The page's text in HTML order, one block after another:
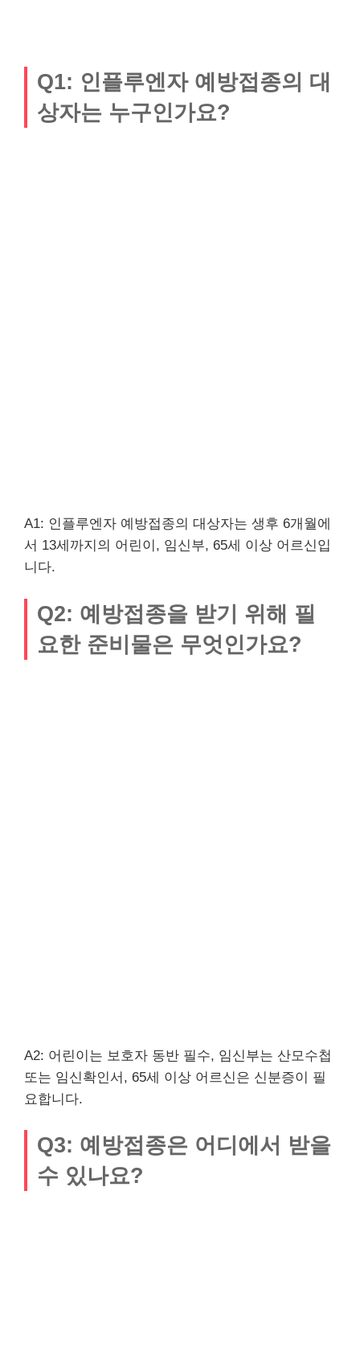
Q1: 인플루엔자 예방접종의 대
상자는 누구인가요?
A1: 인플루엔자 예방접종의 대상자는 생후 6개월에
서 13세까지의 어린이, 임신부, 65세 이상 어르신입
니다.
Q2: 예방접종을 받기 위해 필
요한 준비물은 무엇인가요?
A2: 어린이는 보호자 동반 필수, 임신부는 산모수첩
또는 임신확인서, 65세 이상 어르신은 신분증이 필
요합니다.
Q3: 예방접종은 어디에서 받을
수 있나요?